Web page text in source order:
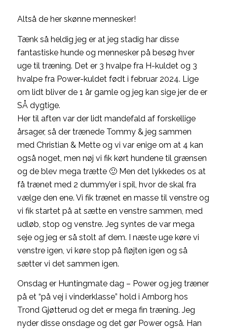
Altså de her skønne mennesker!
Tænk så heldig jeg er at jeg stadig har disse
fantastiske hunde og mennesker på besøg hver
uge til træning. Det er 3 hvalpe fra H-kuldet og 3
hvalpe fra Power-kuldet født i februar 2024. Lige
om lidt bliver de 1 år gamle og jeg kan sige jer de er
SÅ dygtige.
Her til aften var der lidt mandefald af forskellige
årsager, så der trænede Tommy & jeg sammen
med Christian & Mette og vi var enige om at 4 kan
også noget, men nøj vi fik kørt hundene til grænsen
og de blev mega trætte 🙂 Men det lykkedes os at
få trænet med 2 dummy’er i spil, hvor de skal fra
vælge den ene. Vi fik trænet en masse til venstre og
vi fik startet på at sætte en venstre sammen, med
udløb, stop og venstre. Jeg syntes de var mega
seje og jeg er så stolt af dem. I næste uge køre vi
venstre igen, vi køre stop på fløjten igen og så
sætter vi det sammen igen.
Onsdag er Huntingmate dag – Power og jeg træner
på et “på vej i vinderklasse” hold i Arnborg hos
Trond Gjøtterud og det er mega fin træning. Jeg
nyder disse onsdage og det gør Power også. Han